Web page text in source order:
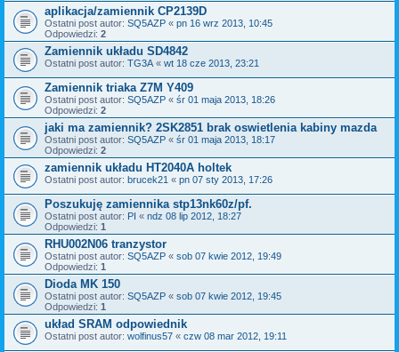
aplikacja/zamiennik CP2139D
Ostatni post autor: SQ5AZP « pn 16 wrz 2013, 10:45
Odpowiedzi: 2
Zamiennik układu SD4842
Ostatni post autor: TG3A « wt 18 cze 2013, 23:21
Zamiennik triaka Z7M Y409
Ostatni post autor: SQ5AZP « śr 01 maja 2013, 18:26
Odpowiedzi: 2
jaki ma zamiennik? 2SK2851 brak oswietlenia kabiny mazda
Ostatni post autor: SQ5AZP « śr 01 maja 2013, 18:17
Odpowiedzi: 2
zamiennik układu HT2040A holtek
Ostatni post autor: brucek21 « pn 07 sty 2013, 17:26
Poszukuję zamiennika stp13nk60z/pf.
Ostatni post autor: PI « ndz 08 lip 2012, 18:27
Odpowiedzi: 1
RHU002N06 tranzystor
Ostatni post autor: SQ5AZP « sob 07 kwie 2012, 19:49
Odpowiedzi: 1
Dioda MK 150
Ostatni post autor: SQ5AZP « sob 07 kwie 2012, 19:45
Odpowiedzi: 1
układ SRAM odpowiednik
Ostatni post autor: wolfinus57 « czw 08 mar 2012, 19:11